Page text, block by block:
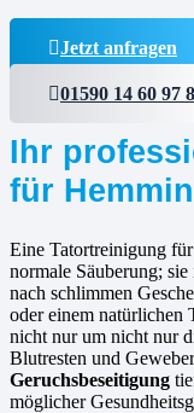
Jetzt anfragen
01590 14 60 97 8
Ihr
für
Eine Tatortreinigung
normale Säuberung; sie
nach schlimmen
oder einem natürlichen
nicht nur um nicht nur
Blutresten und
Geruchsbeseitigung
möglicher